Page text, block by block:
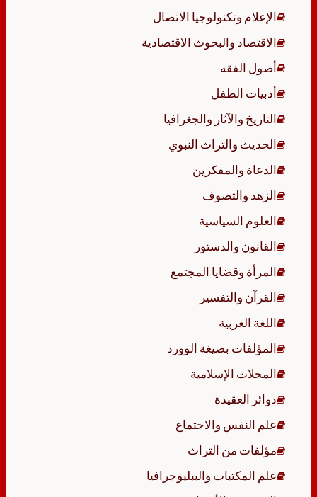
الإعلام وتكنولوجيا الاتصال
الاقتصاد والبحوث الاقتصادية
أصول الفقه
أدبيات الطفل
التاريخ والآثار والجغرافيا
الحديث والتراث النبوي
الدعاة والمفكرين
الزهد والتصوف
العلوم السياسية
القانون والدستور
المرأة وقضايا المجتمع
القرآن والتفسير
اللغة العربية
المؤلفات بصيغة الوورد
المجلات الإسلامية
دوائر العقيدة
علم النفس والاجتماع
مؤلفات من التراث
علم المكتبات والببليوجرافيا